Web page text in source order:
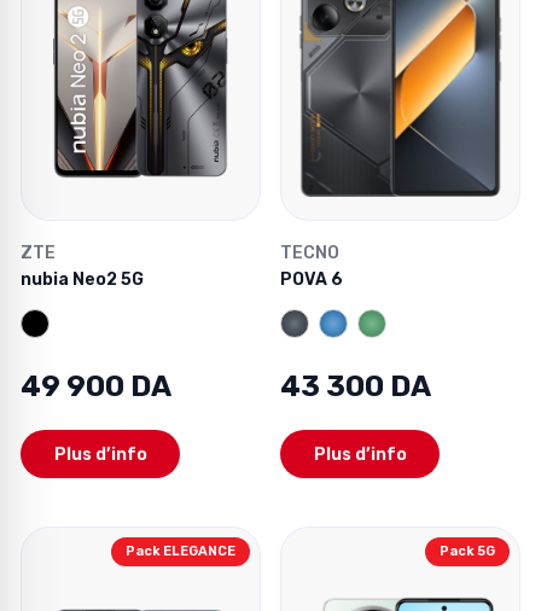
ZTE
nubia Neo2 5G
49 900 DA
Plus d’info
TECNO
POVA 6
43 300 DA
Plus d’info
Pack ELEGANCE Pack 5G